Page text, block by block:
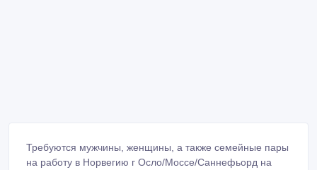
Требуются мужчины, женщины, а также семейные пары
на работу в Норвегию г Осло/Моссе/Саннефьорд на